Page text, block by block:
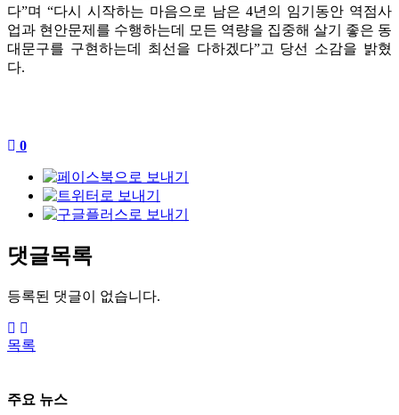
다”며 “다시 시작하는 마음으로 남은 4년의 임기동안 역점사
업과 현안문제를 수행하는데 모든 역량을 집중해 살기 좋은 동
대문구를 구현하는데 최선을 다하겠다”고 당선 소감을 밝혔
다.
0
댓글목록
등록된 댓글이 없습니다.
목록
주요 뉴스